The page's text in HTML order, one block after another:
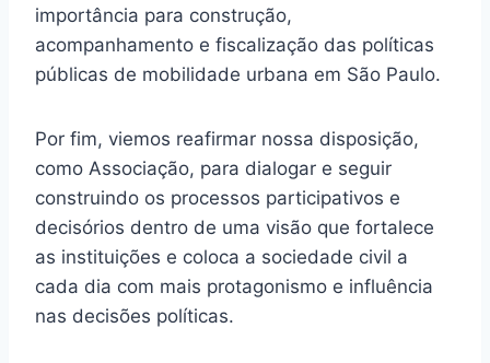
importância para construção,
acompanhamento e fiscalização das políticas
públicas de mobilidade urbana em São Paulo.
Por fim, viemos reafirmar nossa disposição,
como Associação, para dialogar e seguir
construindo os processos participativos e
decisórios dentro de uma visão que fortalece
as instituições e coloca a sociedade civil a
cada dia com mais protagonismo e influência
nas decisões políticas.